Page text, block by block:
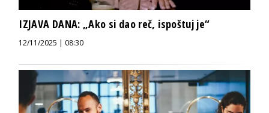
IZJAVA DANA: „Ako si dao reč, ispoštuj je“
12/11/2025 | 08:30